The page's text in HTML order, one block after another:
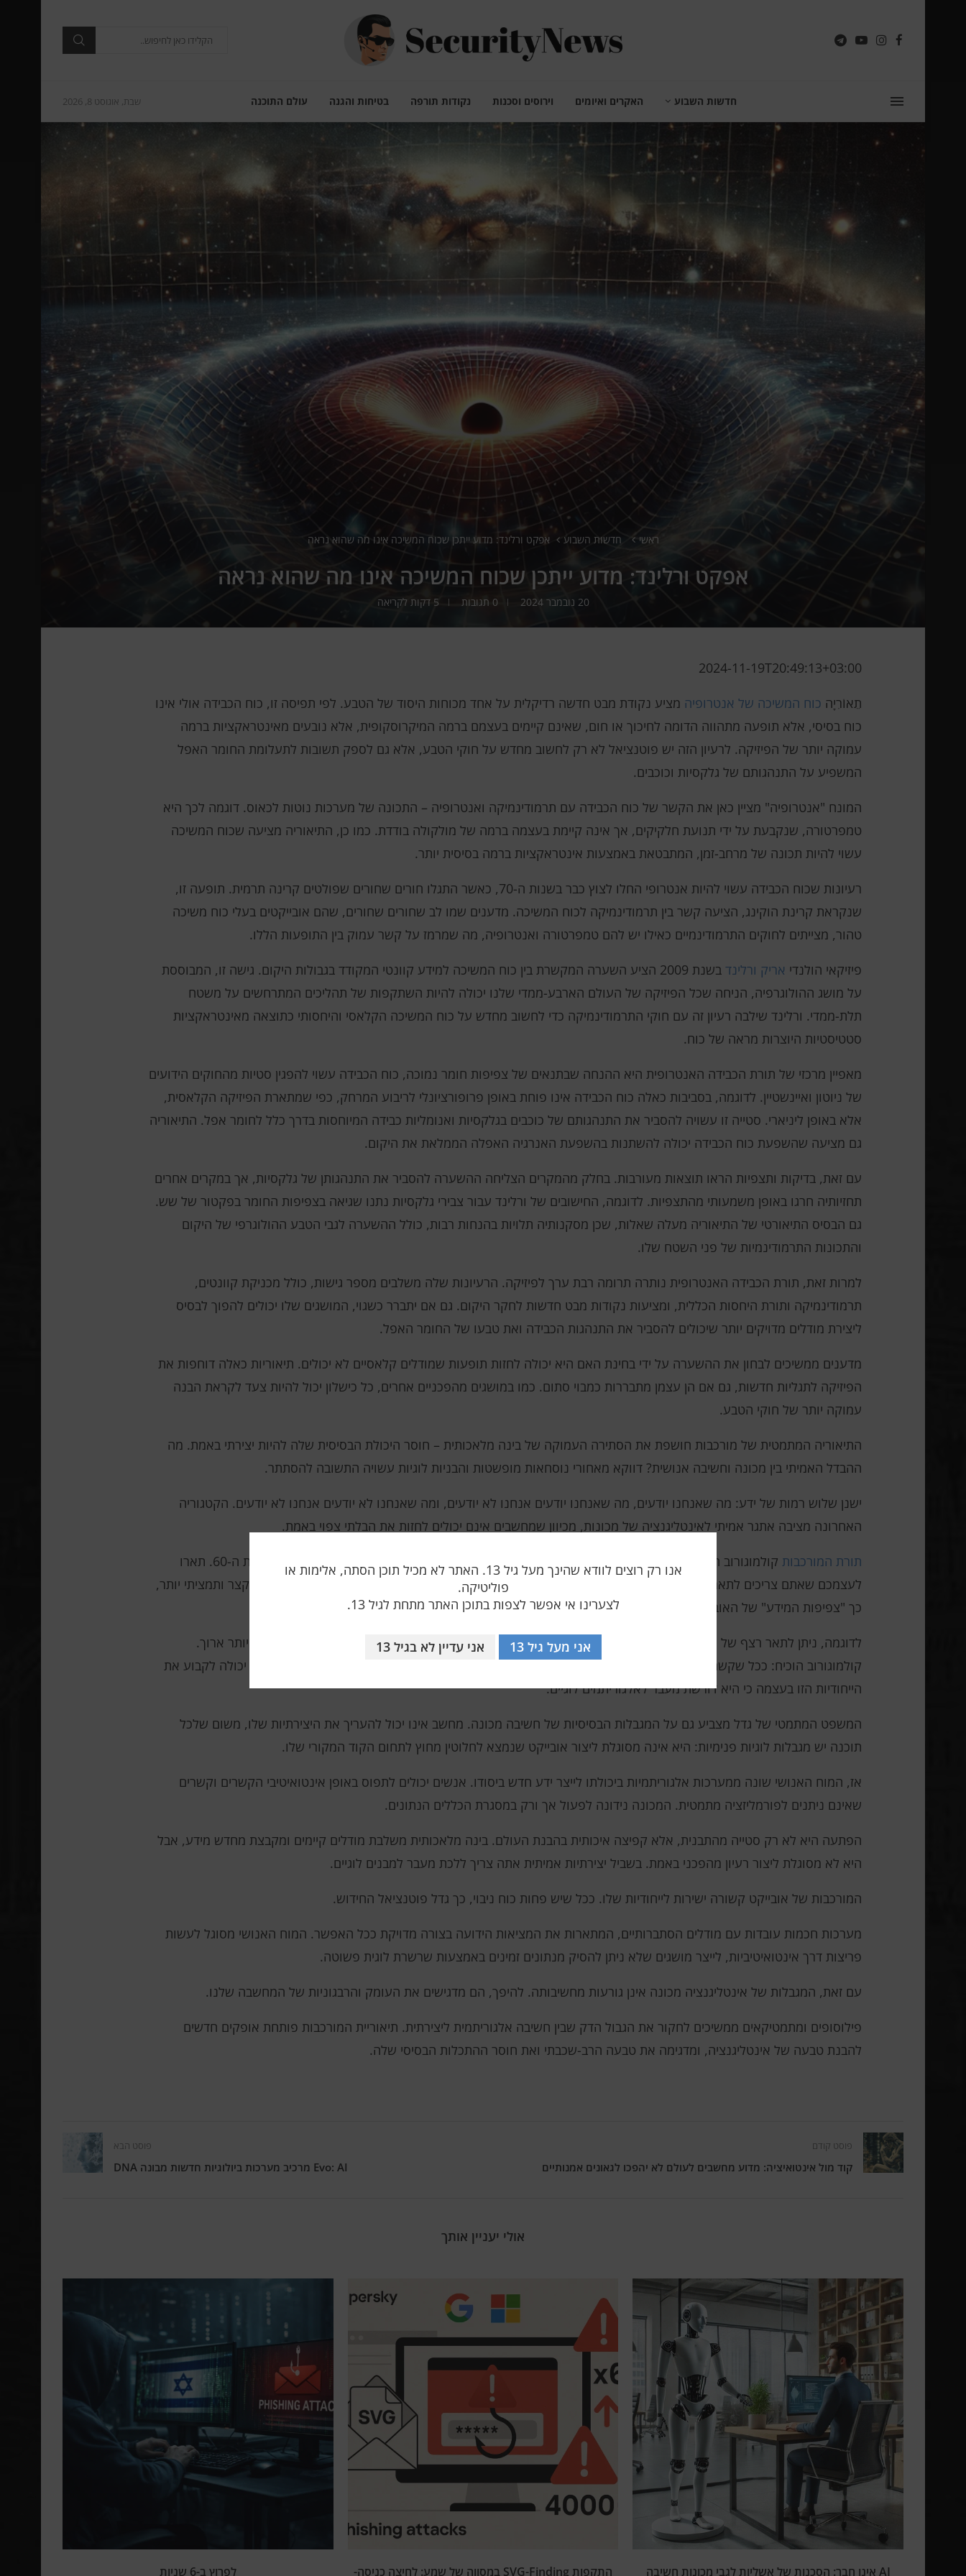
אנו רק רוצים לוודא שהינך מעל גיל 13. האתר לא מכיל תוכן הסתה, אלימות או
פוליטיקה.
לצערינו אי אפשר לצפות בתוכן האתר מתחת לגיל 13.
אני מעל גיל 13 אני עדיין לא בגיל 13
חדשות השבוע האקרים ואיומים וירוסים וסכנות נקודות תורפה בטיחות והגנה עולם התוכנה שבת, אוגוסט 8, 2026
ראשי חדשות השבוע אפקט ורלינד: מדוע ייתכן שכוח המשיכה אינו מה שהוא נראה
אפקט ורלינד: מדוע ייתכן שכוח המשיכה אינו מה שהוא נראה
20 נובמבר 2024 0 תגובות 5 דקות לקריאה
2024-11-19T20:49:13+03:00
תֵאוֹרִיָה כוח המשיכה של אנטרופיה מציע נקודת מבט חדשה רדיקלית על אחד מכוחות היסוד של הטבע. לפי תפיסה זו, כוח הכבידה אולי אינו
כוח בסיסי, אלא תופעה מתהווה הדומה לחיכוך או חום, שאינם קיימים בעצמם ברמה המיקרוסקופית, אלא נובעים מאינטראקציות ברמה
עמוקה יותר של הפיזיקה. לרעיון הזה יש פוטנציאל לא רק לחשוב מחדש על חוקי הטבע, אלא גם לספק תשובות לתעלומת החומר האפל
המשפיע על התנהגותם של גלקסיות וכוכבים.
המונח "אנטרופיה" מציין כאן את הקשר של כוח הכבידה עם תרמודינמיקה ואנטרופיה – התכונה של מערכות נוטות לכאוס. דוגמה לכך היא
טמפרטורה, שנקבעת על ידי תנועת חלקיקים, אך אינה קיימת בעצמה ברמה של מולקולה בודדת. כמו כן, התיאוריה מציעה שכוח המשיכה
עשוי להיות תכונה של מרחב-זמן, המתבטאת באמצעות אינטראקציות ברמה בסיסית יותר.
רעיונות שכוח הכבידה עשוי להיות אנטרופי החלו לצוץ כבר בשנות ה-70, כאשר התגלו חורים שחורים שפולטים קרינה תרמית. תופעה זו,
שנקראת קרינת הוקינג, הציעה קשר בין תרמודינמיקה לכוח המשיכה. מדענים שמו לב שחורים שחורים, שהם אובייקטים בעלי כוח משיכה
טהור, מצייתים לחוקים התרמודינמיים כאילו יש להם טמפרטורה ואנטרופיה, מה שמרמז על קשר עמוק בין התופעות הללו.
פיזיקאי הולנדי אריק ורלינד
בשנת 2009 הציע השערה המקשרת בין כוח המשיכה למידע קוונטי המקודד בגבולות היקום. גישה זו, המבוססת
על מושג ההולוגרפיה, הניחה שכל הפיזיקה של העולם הארבע-ממדי שלנו יכולה להיות השתקפות של תהליכים המתרחשים על משטח
תלת-ממדי. ורלינד שילבה רעיון זה עם חוקי התרמודינמיקה כדי לחשוב מחדש על כוח המשיכה הקלאסי והיחסותי כתוצאה מאינטראקציות
סטטיסטיות היוצרות מראה של כוח.
מאפיין מרכזי של תורת הכבידה האנטרופית היא ההנחה שבתנאים של צפיפות חומר נמוכה, כוח הכבידה עשוי להפגין סטיות מהחוקים הידועים
של ניוטון ואיינשטיין. לדוגמה, בסביבות כאלה כוח הכבידה אינו פוחת באופן פרופורציונלי לריבוע המרחק, כפי שמתארת ​​הפיזיקה הקלאסית,
אלא באופן ליניארי. סטייה זו עשויה להסביר את התנהגותם של כוכבים בגלקסיות ואנומליות כבידה המיוחסות בדרך כלל לחומר אפל. התיאוריה
גם מציעה שהשפעת כוח הכבידה יכולה להשתנות בהשפעת האנרגיה האפלה הממלאת את היקום.
עם זאת, בדיקות ותצפיות הראו תוצאות מעורבות. בחלק מהמקרים הצליחה ההשערה להסביר את התנהגותן של גלקסיות, אך במקרים אחרים
תחזיותיה חרגו באופן משמעותי מהתצפיות. לדוגמה, החישובים של ורלינד עבור צבירי גלקסיות נתנו שגיאה בצפיפות החומר בפקטור של שש.
גם הבסיס התיאורטי של התיאוריה מעלה שאלות, שכן מסקנותיה תלויות בהנחות רבות, כולל ההשערה לגבי הטבע ההולוגרפי של היקום
והתכונות התרמודינמיות של פני השטח שלו.
למרות זאת, תורת הכבידה האנטרופית נותרה תרומה רבת ערך לפיזיקה. הרעיונות שלה משלבים מספר גישות, כולל מכניקת קוונטים,
תרמודינמיקה ותורת היחסות הכללית, ומציעות נקודות מבט חדשות לחקר היקום. גם אם יתברר כשגוי, המושגים שלו יכולים להפוך לבסיס
ליצירת מודלים מדויקים יותר שיכולים להסביר את התנהגות הכבידה ואת טבעו של החומר האפל.
מדענים ממשיכים לבחון את ההשערה על ידי בחינת האם היא יכולה לחזות תופעות שמודלים קלאסיים לא יכולים. תיאוריות כאלה דוחפות את
הפיזיקה לתגליות חדשות, גם אם הן עצמן מתבררות כמבוי סתום. כמו במושגים מהפכניים אחרים, כל כישלון יכול להיות צעד לקראת הבנה
עמוקה יותר של חוקי הטבע.
התיאוריה המתמטית של מורכבות חושפת את הסתירה העמוקה של בינה מלאכותית – חוסר היכולת הבסיסית שלה להיות יצירתי באמת. מה
ההבדל האמיתי בין מכונה וחשיבה אנושית? דווקא מאחורי נוסחאות מופשטות והבניות לוגיות עשויה התשובה להסתתר.
ישנן שלוש רמות של ידע: מה שאנחנו יודעים, מה שאנחנו יודעים אנחנו לא יודעים, ומה שאנחנו לא יודעים אנחנו לא יודעים. הקטגוריה
האחרונה מציבה אתגר אמיתי לאינטליגנציה של מכונות, מכיוון שמחשבים אינם יכולים לחזות את הבלתי צפוי באמת.
תורת המורכבות
קולמוגורוב היא גישה מתמטית למדידת תוכן המידע של עצמים, שהומצאה על ידי מתמטיקאי סובייטי בשנות ה-60. תארו
לעצמכם שאתם צריכים לתאר אובייקט כלשהו בקצרה ככל האפשר, אך בצורה כזו שתשמר את כל מהותו. ככל שתיאור זה קצר ותמציתי יותר,
כך "צפיפות המידע" של האובייקט גבוהה יותר.
לדוגמה, ניתן לתאר רצף של מיליון יחידות בפשטות רבה: "מיליון יחידות". ורצף אקראי של מיליון ספרות ידרוש תיאור הרבה יותר ארוך.
קולמוגורוב הוכיח: ככל שקשה יותר לתאר אובייקט עם מספר מינימלי של סמלים, כך הוא ייחודי ובלתי צפוי יותר. מכונה לא יכולה לקבוע את
הייחודיות הזו בעצמה כי היא דורשת מעבר לאלגוריתמים לוגיים.
המשפט המתמטי של גדל מצביע גם על המגבלות הבסיסיות של חשיבה מכונה. מחשב אינו יכול להעריך את היצירתיות שלו, משום שלכל
תוכנה יש מגבלות לוגיות פנימיות: היא אינה מסוגלת ליצור אובייקט שנמצא לחלוטין מחוץ לתחום הקוד המקורי שלו.
אז, המוח האנושי שונה ממערכות אלגוריתמיות ביכולתו לייצר ידע חדש ביסודו. אנשים יכולים לתפוס באופן אינטואיטיבי הקשרים וקשרים
שאינם ניתנים לפורמליזציה מתמטית. המכונה נידונה לפעול אך ורק במסגרת הכללים הנתונים.
הפתעה היא לא רק סטייה מהתבנית, אלא קפיצה איכותית בהבנת העולם. בינה מלאכותית משלבת מודלים קיימים ומקבצת מחדש מידע, אבל
היא לא מסוגלת ליצור רעיון מהפכני באמת. בשביל יצירתיות אמיתית אתה צריך ללכת מעבר למבנים לוגיים.
המורכבות של אובייקט קשורה ישירות לייחודיות שלו. ככל שיש פחות כוח ניבוי, כך גדל פוטנציאל החידוש.
מערכות חכמות עובדות עם מודלים הסתברותיים, המתארות את המציאות הידועה בצורה מדויקת ככל האפשר. המוח האנושי מסוגל לעשות
פריצות דרך אינטואיטיביות, לייצר מושגים שלא ניתן להסיק מנתונים זמינים באמצעות שרשרת לוגית פשוטה.
עם זאת, המגבלות של אינטליגנציה מכונה אינן גורעות מחשיבותה. להיפך, הם מדגישים את העומק והרבגוניות של המחשבה שלנו.
פילוסופים ומתמטיקאים ממשיכים לחקור את הגבול הדק שבין חשיבה אלגוריתמית ליצירתית. תיאוריית המורכבות פותחת אופקים חדשים
להבנת טבעה של אינטליגנציה, ומדגימה את טבעה הרב-שכבתי ואת חוסר ההתכלות הבסיסי שלה.
פוסט קודם
קוד מול אינטואיציה: מדוע מחשבים לעולם לא יהפכו לגאונים אמנותיים
פוסט הבא
Evo: AI מרכיב מערכות ביולוגיות חדשות מבונה DNA
אולי יעניין אותך
לפרוץ ב-6 שניות התקפות SVG-Finding במסווה של שמע: לחיצה כניסה- AI אינו חבר: הסכנות של אשליות לגבי מכונות חשיבה